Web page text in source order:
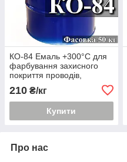
КО-84 Емаль +300°С для
фарбування захисного
покриття проводів,
кабелів, виробів із сталі і
алюмінієвих сплавів
210 ₴/кг
Купити
Про нас